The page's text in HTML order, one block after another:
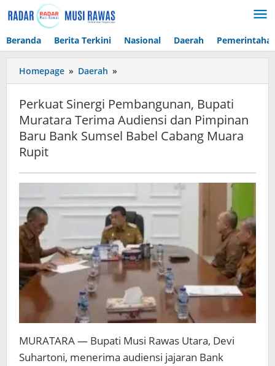
ke
Beranda Berita Terkini Nasional Daerah
Homepage » Daerah »
Sinergi
Bupati
Muratara
Terima
Pimpinan
Baru
Bank
Sumsel
Babel
Cabang
Muara
Rupit
Perkuat Sinergi Pembangunan, Bupati
Muratara Terima Audiensi dan Pimpinan
Baru Bank Sumsel Babel Cabang Muara
Rupit
MURATARA — Bupati Musi Rawas Utara, Devi
Suhartoni, menerima audiensi jajaran Bank